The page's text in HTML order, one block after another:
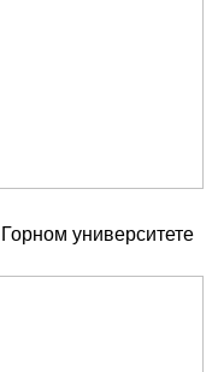
университете